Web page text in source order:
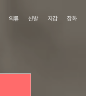
의류 신발 지갑 잡화